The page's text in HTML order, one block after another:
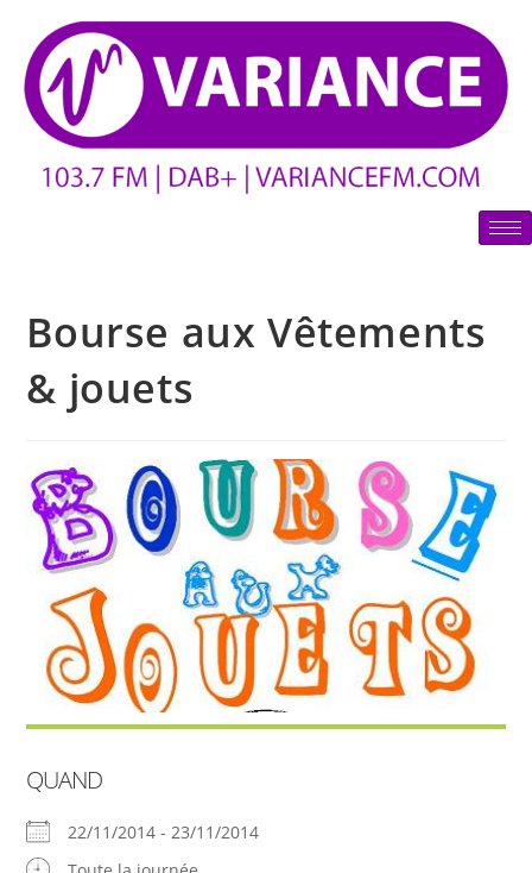
Bourse aux Vêtements
& jouets
QUAND
22/11/2014 - 23/11/2014